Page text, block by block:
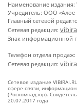
Наименование издания:
Учредитель: ООО «Алое
Главный сетевой
Сетевая редакция:
Знак информационной
Телефон отдела продаж:
Сетевая редакция:
Сетевое издание
сфере связи,
(Роскомнадзор).
20.07.2017 года